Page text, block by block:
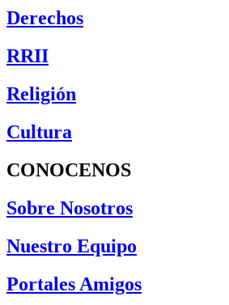
Derechos
RRII
Religión
Cultura
CONOCENOS
Sobre Nosotros
Nuestro Equipo
Portales Amigos